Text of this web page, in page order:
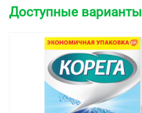
Доступные варианты